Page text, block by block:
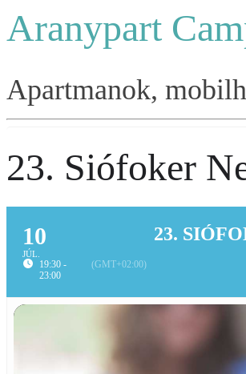
Aranypart
Apartmanok,
23. Siófoker
10
JÚL.
19:30 -
23:00
(GMT+02:00)
23.